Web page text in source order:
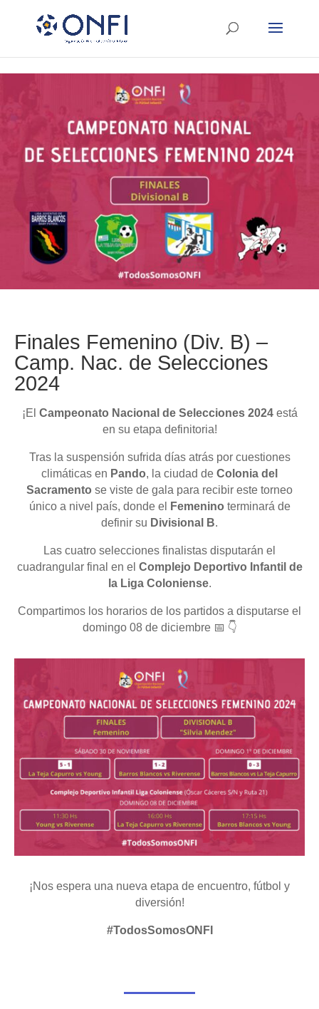
Finales Femenino (Div. B) –
Camp. Nac. de Selecciones
2024
¡El Campeonato Nacional de Selecciones 2024está
en su etapa definitoria!
Tras la suspensión sufrida días atrás por cuestiones
climáticas en Pando, la ciudad de Colonia del
Sacramento se viste de gala para recibir este torneo
único a nivel país, donde el
Femenino terminará de
definir su Divisional B.
Las cuatro selecciones finalistas disputarán el
cuadrangular final en el Complejo Deportivo Infantil de
la Liga Coloniense.
Compartimos los horarios de los partidos a disputarse el
domingo 08 de diciembre 📅 👇
¡Nos espera una nueva etapa de encuentro, fútbol y
diversión!
#TodosSomosONFI